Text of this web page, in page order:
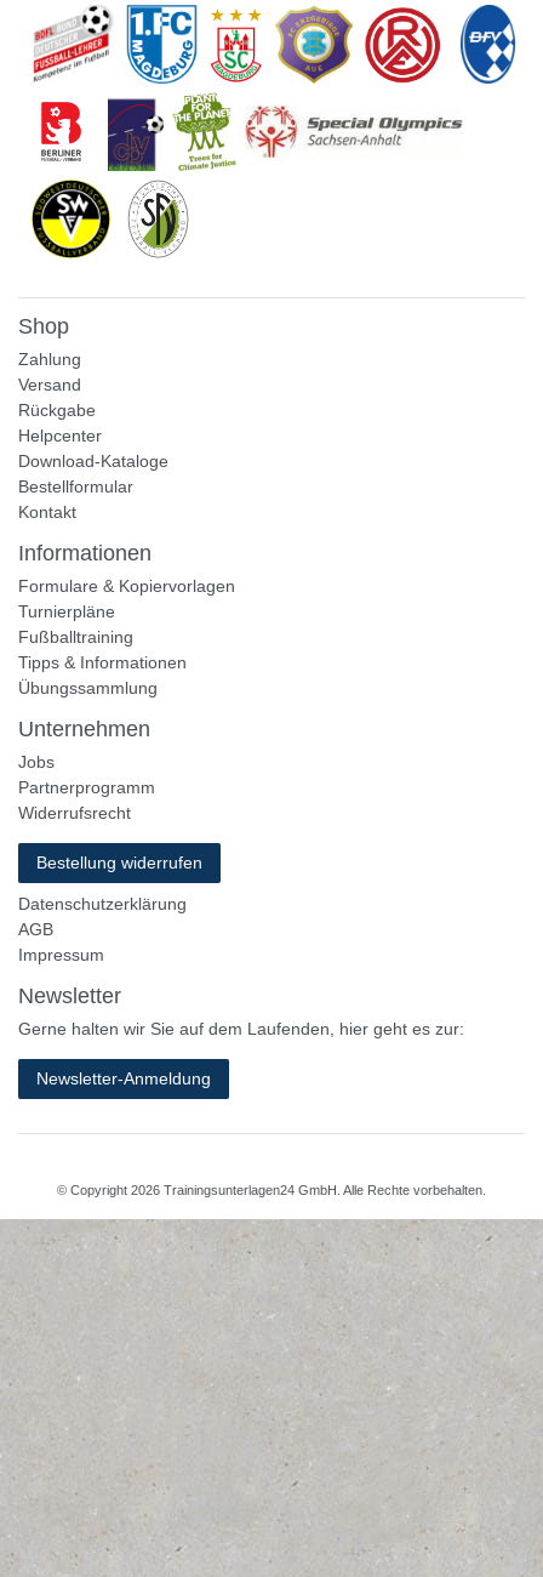
Shop
Zahlung
Versand
Rückgabe
Helpcenter
Download-Kataloge
Bestellformular
Kontakt
Informationen
Formulare & Kopiervorlagen
Turnierpläne
Fußballtraining
Tipps & Informationen
Übungssammlung
Unternehmen
Jobs
Partnerprogramm
Widerrufsrecht
Bestellung widerrufen
Datenschutzerklärung
AGB
Impressum
Newsletter
Gerne halten wir Sie auf dem Laufenden, hier geht es zur:
Newsletter-Anmeldung
© Copyright 2026 Trainingsunterlagen24 GmbH. Alle Rechte vorbehalten.